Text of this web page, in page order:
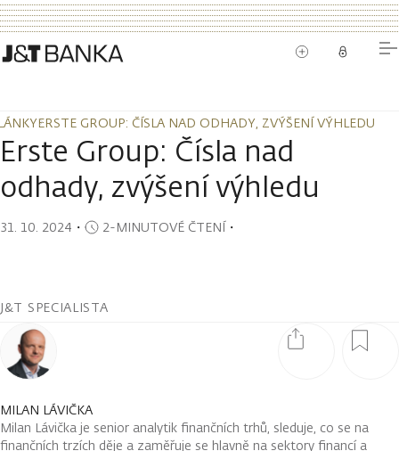
ERSTE GROUP: ČÍSLA NAD ODHADY, ZVÝŠENÍ VÝHLEDU
ERSTE GROUP: ČÍSLA NAD ODHADY, ZVÝŠENÍ VÝHLEDU
Erste Group: Čísla nad
odhady, zvýšení výhledu
31. 10. 2024 ・ 2-MINUTOVÉ ČTENÍ・
J&T SPECIALISTA
MILAN LÁVIČKA
Milan Lávička je senior analytik finančních trhů, sleduje, co se na
finančních trzích děje a zaměřuje se hlavně na sektory financí a